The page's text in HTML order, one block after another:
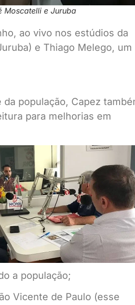
Moscatelli e Juruba
ao vivo nos estúdios da
e Thiago Melego, um
população, Capez
para melhorias em
a população;
Vicente de Paulo (esse